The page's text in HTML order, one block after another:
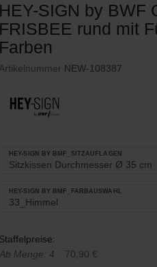
HEY-SIGN by BWF
FRISBEE rund mit
Farben
NEW-108387
HEY-SIGN BY BMF_SITZAUFLAGEN
HEY-SIGN BY BMF_FARBAUSWAHL
Staffelpreise:
Ab Menge: 4
70,90 €